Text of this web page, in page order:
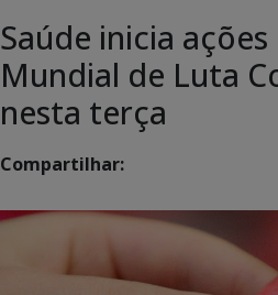
Saúde inicia
Mundial de Luta
nesta terça
Compartilhar: